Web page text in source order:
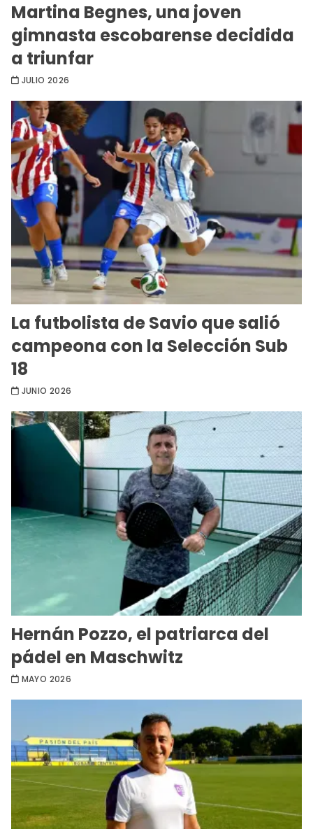
Martina Begnes, una joven
gimnasta escobarense decidida
a triunfar
JULIO 2026
La futbolista de Savio que salió
campeona con la Selección Sub
18
JUNIO 2026
Hernán Pozzo, el patriarca del
pádel en Maschwitz
MAYO 2026